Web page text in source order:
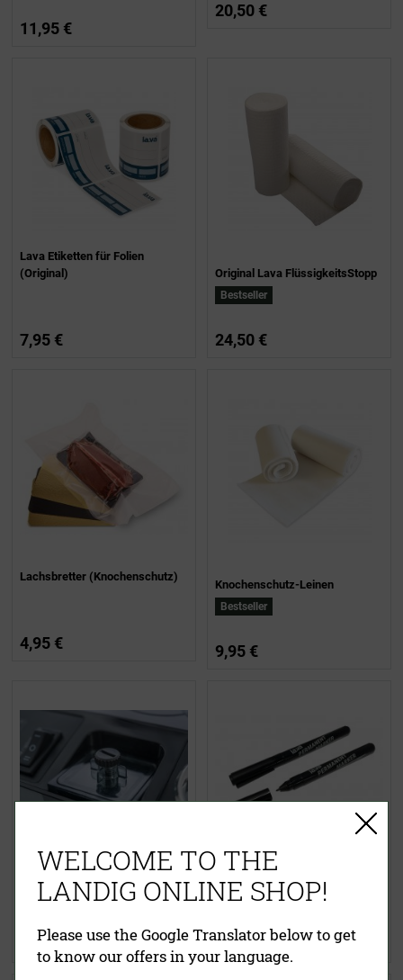
11,95 €
20,50 €
Lava Etiketten für Folien
(Original)
7,95 €
Original Lava FlüssigkeitsStopp
Bestseller
24,50 €
Lachsbretter (Knochenschutz)
4,95 €
Knochenschutz-Leinen
Bestseller
9,95 €
Vakuum-Druckregulierung L+
12,90 € 2,99 €
WELCOME TO THE
LANDIG ONLINE SHOP!
Please use the Google Translator below to get
to know our offers in your language.